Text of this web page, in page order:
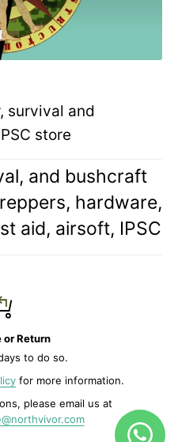
survival and
store
and bushcraft
hardware,
aid, airsoft, IPSC
or Return
to do so.
for more information.
please email us at